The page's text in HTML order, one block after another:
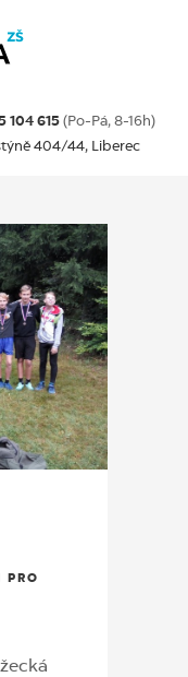
104 615 (Po-Pá, 8-16h)
404/44, Liberec
PRO